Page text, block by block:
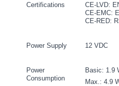
Certifications
CE-LVD:
CE-EMC:
CE-RED:
Power Supply 12 VDC
Power
Consumption
Basic: 1.9
Max.: 4.9